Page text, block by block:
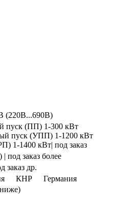
(220В...690В)
пуск (ПП) 1-300 кВт
пуск (УПП) 1-1200 кВт
1-1400 кВт| под заказ
под заказ более
заказ др.
КНР
Германия